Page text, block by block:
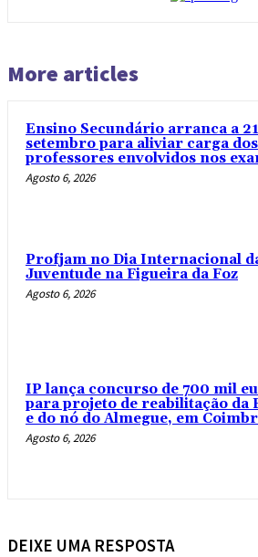
More articles
Ensino Secundário arranca a
setembro para aliviar carga dos
professores envolvidos nos
Agosto 6, 2026
Profjam no Dia Internacional
Juventude na Figueira da Foz
Agosto 6, 2026
IP lança concurso de 700 mil
para projeto de reabilitação da
e do nó do Almegue, em
Agosto 6, 2026
DEIXE UMA RESPOSTA